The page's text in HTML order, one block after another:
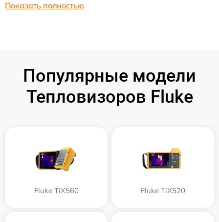
Показать полностью
Популярные модели
Тепловизоров Fluke
Fluke TiX560 Fluke TiX520